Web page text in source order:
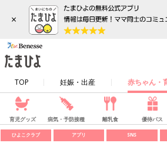
×
TOP 妊娠・出産 赤ちゃん・
育児グッズ 病気・予防接種 離乳食 優待パス
ひよこクラブ アプリ SNS